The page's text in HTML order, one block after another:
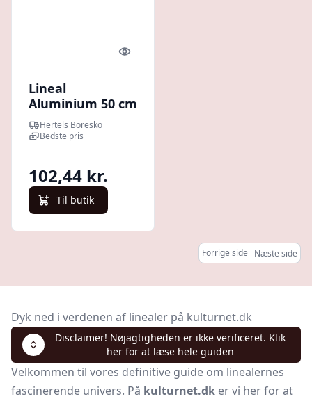
Quick look
Lineal
Aluminium 50 cm
Staedtler
Hertels Boresko
Bedste pris
102,44 kr.
Til butik
Forrige side Næste side
Dyk ned i verdenen af linealer på kulturnet.dk
Disclaimer! Nøjagtigheden er ikke verificeret. Klik
her for at læse hele guiden
Velkommen til vores definitive guide om linealernes
fascinerende univers. På kulturnet.dk er vi her for at